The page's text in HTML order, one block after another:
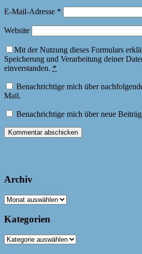
E-Mail-Adresse *
Website
Mit der Nutzung dieses Formulars
Speicherung und Verarbeitung deiner
einverstanden. *
Benachrichtige mich über
Mail.
Benachrichtige mich über neue
Archiv
Archiv
Kategorien
Kategorien